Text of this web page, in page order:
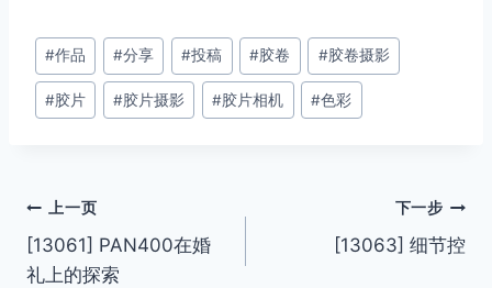
文
章
标
#作品 #分享 #投稿 #胶卷 #胶卷摄影
#胶片 #胶片摄影 #胶片相机 #色彩
文
章
上一页
[13061] PAN400在婚
礼上的探索
下一步
[13063] 细节控